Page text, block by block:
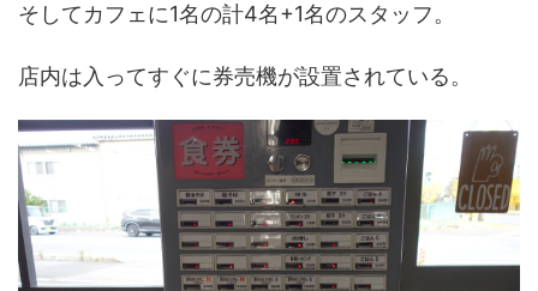
そしてカフェに1名の計4名+1名のスタッフ。
店内は入ってすぐに券売機が設置されている。